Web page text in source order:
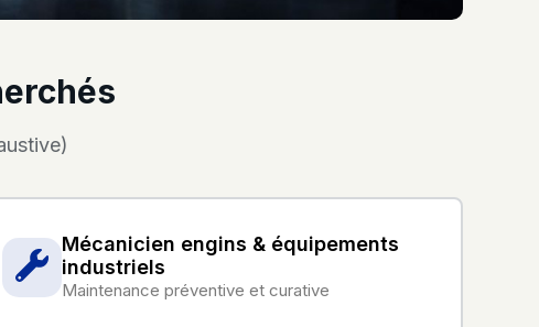
Mécanicien engins & équipements
industriels
Maintenance préventive et curative